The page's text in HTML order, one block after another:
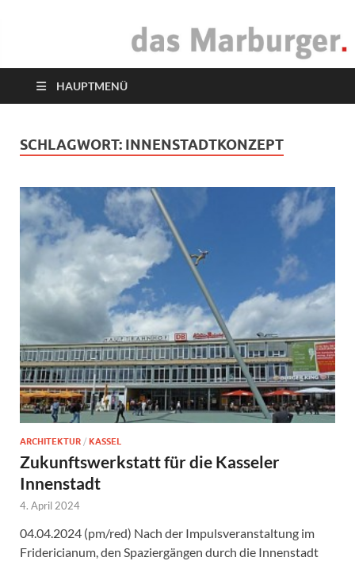
das Marburger.
HAUPTMENÜ
SCHLAGWORT: INNENSTADTKONZEPT
ARCHITEKTUR / KASSEL
Zukunftswerkstatt für die Kasseler
Innenstadt
4. April 2024
04.04.2024 (pm/red) Nach der Impulsveranstaltung im
Fridericianum, den Spaziergängen durch die Innenstadt